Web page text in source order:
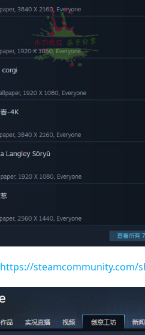
https://steamcommunity.com/